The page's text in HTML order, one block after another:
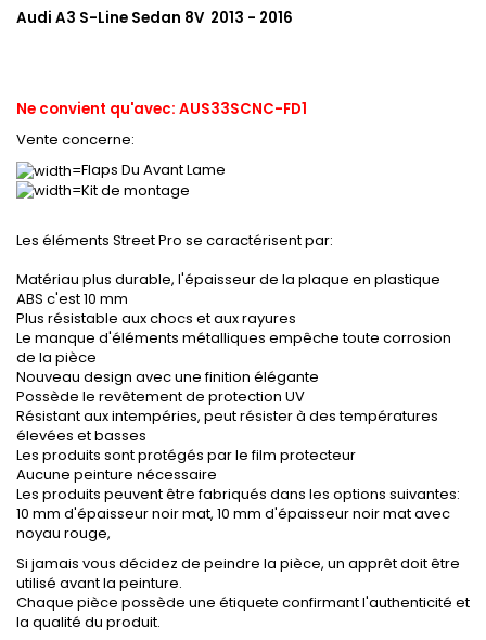
Audi A3 S-Line Sedan 8V 2013 - 2016
Ne convient qu'avec: AUS33SCNC-FD1
Vente concerne:
Flaps Du Avant Lame
Kit de montage
Les éléments Street Pro se caractérisent par:
Matériau plus durable, l'épaisseur de la plaque en plastique
ABS c'est 10 mm
Plus résistable aux chocs et aux rayures
Le manque d'éléments métalliques empêche toute corrosion
de la pièce
Nouveau design avec une finition élégante
Possède le revêtement de protection UV
Résistant aux intempéries, peut résister à des températures
élevées et basses
Les produits sont protégés par le film protecteur
Aucune peinture nécessaire
Les produits peuvent être fabriqués dans les options suivantes:
10 mm d'épaisseur noir mat, 10 mm d'épaisseur noir mat avec
noyau rouge,
Si jamais vous décidez de peindre la pièce, un apprêt doit être
utilisé avant la peinture.
Chaque pièce possède une étiquete confirmant l'authenticité et
la qualité du produit.